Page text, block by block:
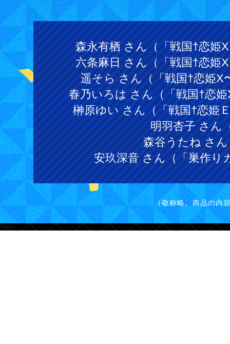
森永有栖 さん（「戦国†恋姫
六条麻日 さん（「戦国†恋姫
遥そら さん（「戦国†恋姫X
春乃いろは さん（「戦国†恋
榊原ゆい さん（「戦国†恋姫
明羽杏子 さん
森谷うたね さ
安玖深音 さん（「巣作り
（敬称略。商品の内
footer